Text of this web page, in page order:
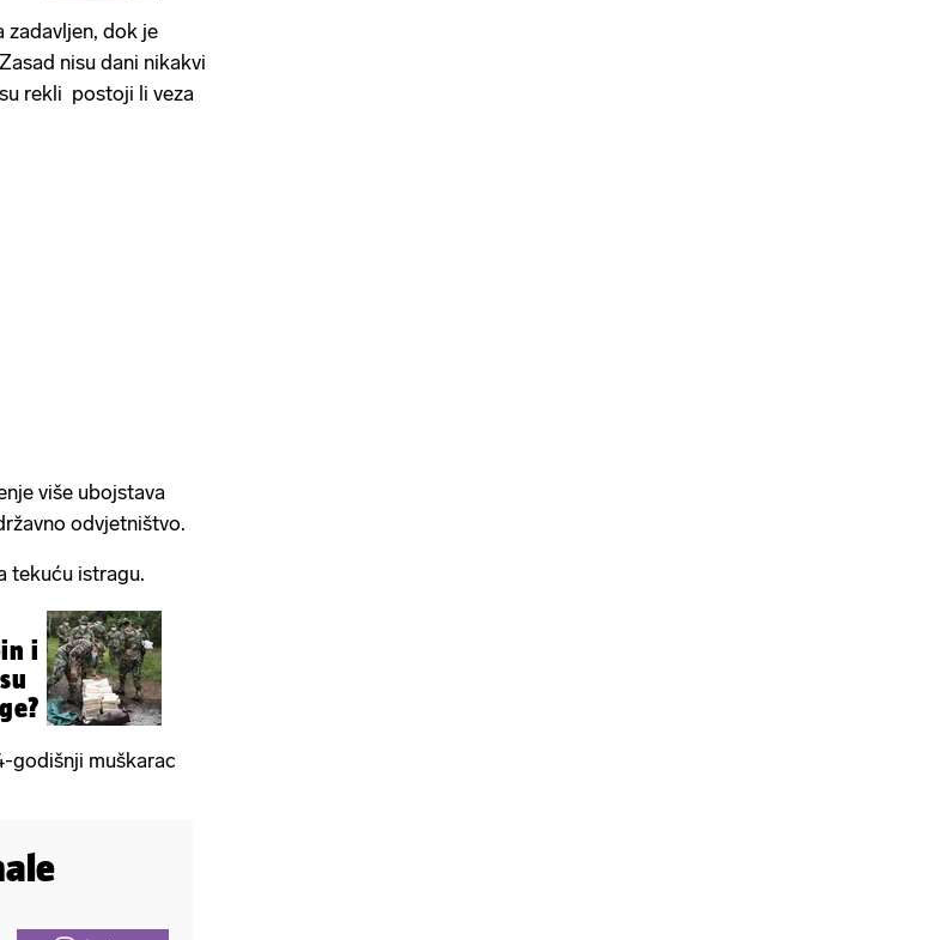
zadavljen, dok je
nisu dani nikakvi
rekli postoji li veza
više ubojstava
odvjetništvo.
tekuću istragu.
i
godišnji muškarac